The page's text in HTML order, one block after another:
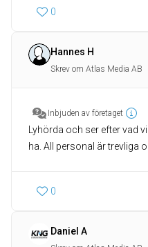
0
Hannes H
Skrev om Atlas Media AB
Inbjuden av företaget
Lyhörda och ser efter vad
ha. All personal är trevliga
0
Daniel A